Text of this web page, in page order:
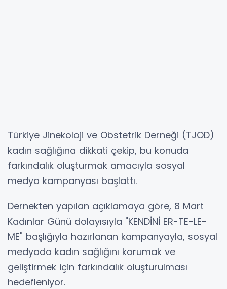
Türkiye Jinekoloji ve Obstetrik Derneği (TJOD)
kadın sağlığına dikkati çekip, bu konuda
farkındalık oluşturmak amacıyla sosyal
medya kampanyası başlattı.
Dernekten yapılan açıklamaya göre, 8 Mart
Kadınlar Günü dolayısıyla "KENDİNİ ER-TE-LE-
ME" başlığıyla hazırlanan kampanyayla, sosyal
medyada kadın sağlığını korumak ve
geliştirmek için farkındalık oluşturulması
hedefleniyor.